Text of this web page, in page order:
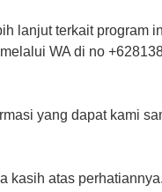
lanjut terkait program
WA di no
yang dapat kami
kasih atas perhatiannya.